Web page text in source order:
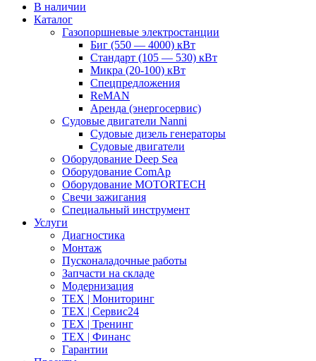
В наличии
Каталог
Газопоршневые электростанции
Биг (550 — 4000) кВт
Стандарт (105 — 530) кВт
Микра (20-100) кВт
Спецпредложения
ReMAN
Аренда (энергосервис)
Судовые двигатели Nanni
Судовые дизель генераторы
Судовые двигатели
Оборудование Deep Sea
Оборудование ComAp
Оборудование MOTORTECH
Свечи зажигания
Специальный инструмент
Услуги
Диагностика
Монтаж
Пусконаладочные работы
Запчасти на складе
Модернизация
ТЕХ | Мониторинг
ТЕХ | Сервис24
ТЕХ | Тренинг
ТЕХ | Финанс
Гарантии